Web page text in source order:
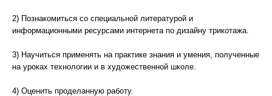
2) Познакомиться со специальной литературой и
информационными ресурсами интернета по дизайну трикотажа.
3) Научиться применять на практике знания и умения, полученные
на уроках технологии и в художественной школе.
4) Оценить проделанную работу.